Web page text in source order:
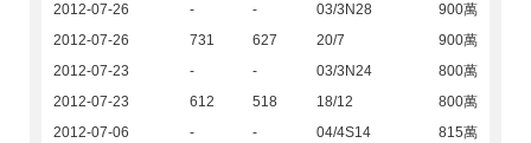
2012-07-26
- - 03/3N28
900萬
2012-07-26
731 627 20/7
900萬
2012-07-23
- - 03/3N24
800萬
2012-07-23
612 518 18/12
800萬
2012-07-06
- - 04/4S14
815萬